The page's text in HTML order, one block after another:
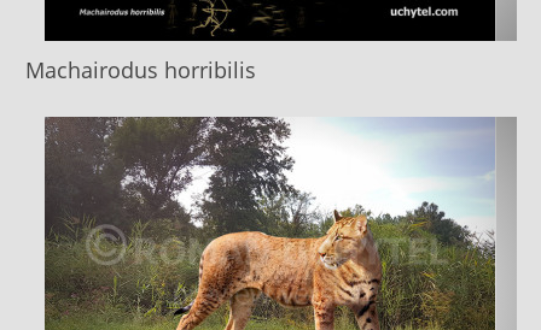
Machairodus horribilis